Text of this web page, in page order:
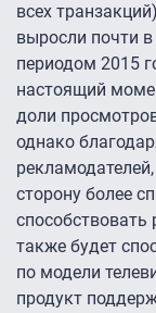
всех
выросли почти
периодом 2015
настоящий
доли
однако
сторону более
способствовать
также будет
по модели
продукт